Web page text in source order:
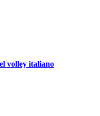
volley italiano